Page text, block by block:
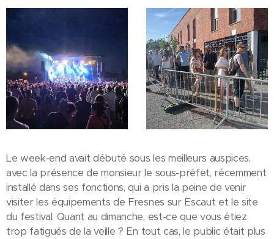
Le week-end avait débuté sous les meilleurs auspices,
avec la présence de monsieur le sous-préfet, récemment
installé dans ses fonctions, qui a pris la peine de venir
visiter les équipements de Fresnes sur Escaut et le site
du festival. Quant au dimanche, est-ce que vous étiez
trop fatigués de la veille ? En tout cas, le public était plus